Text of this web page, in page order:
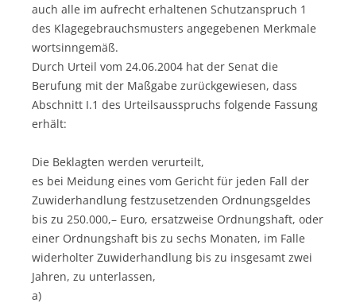
auch alle im aufrecht erhaltenen Schutzanspruch 1
des Klagegebrauchsmusters angegebenen Merkmale
wortsinngemäß.
Durch Urteil vom 24.06.2004 hat der Senat die
Berufung mit der Maßgabe zurückgewiesen, dass
Abschnitt I.1 des Urteilsausspruchs folgende Fassung
erhält:
Die Beklagten werden verurteilt,
es bei Meidung eines vom Gericht für jeden Fall der
Zuwiderhandlung festzusetzenden Ordnungsgeldes
bis zu 250.000,– Euro, ersatzweise Ordnungshaft, oder
einer Ordnungshaft bis zu sechs Monaten, im Falle
widerholter Zuwiderhandlung bis zu insgesamt zwei
Jahren, zu unterlassen,
a)